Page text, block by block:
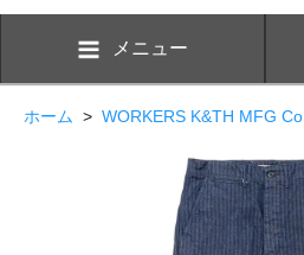
メニュー
ホーム > WORKERS K&TH MFG Co.